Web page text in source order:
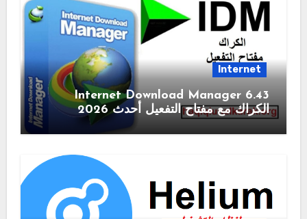
Internet
6.43 Internet Download Manager
الكراك مع مفتاح التفعيل أحدث 2026